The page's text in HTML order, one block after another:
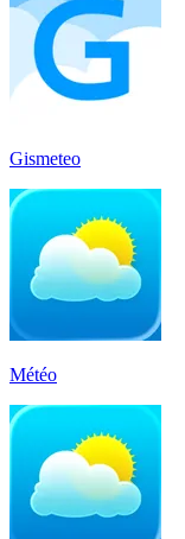
Gismeteo
Météo